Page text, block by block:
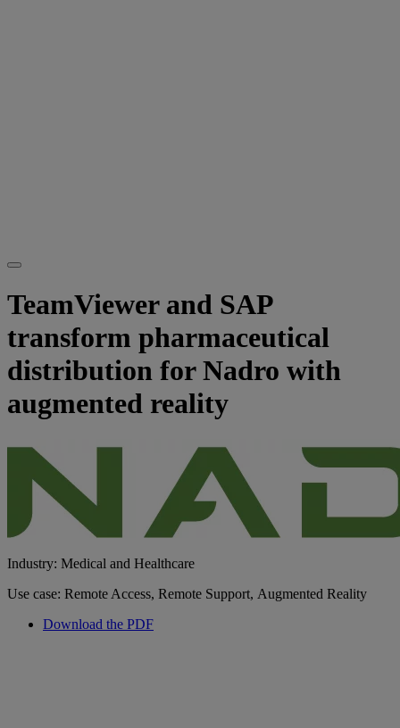
TeamViewer and SAP
transform pharmaceutical
distribution for Nadro with
augmented reality
Industry: Medical and Healthcare
Use case: Remote Access, Remote Support, Augmented Reality
Download the PDF